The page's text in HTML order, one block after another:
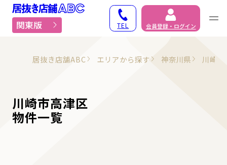
居抜き物件・貸店舗で
関東版 TEL 会員登録・ログイン
居抜き店舗ABC エリアから探す 神奈川県 川崎
川崎市高津区
物件一覧